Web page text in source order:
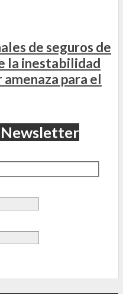
de seguros de
la inestabilidad
para el
Newsletter